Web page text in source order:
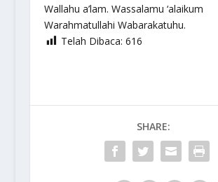
Wallahu a’lam. Wassalamu ‘alaikum
Warahmatullahi Wabarakatuhu.
Telah Dibaca: 616
SHARE: